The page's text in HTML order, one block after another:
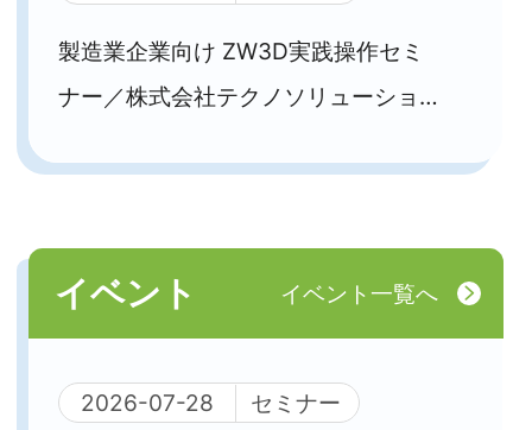
製造業企業向け ZW3D実践操作セミ
ナー／株式会社テクノソリューション
イベント イベント一覧へ
2026-07-28 セミナー